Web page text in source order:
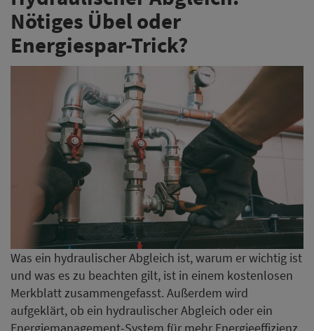
Nötiges Übel oder
Energiespar-Trick?
Was ein hydraulischer Abgleich ist, warum er wichtig ist
und was es zu beachten gilt, ist in einem kostenlosen
Merkblatt zusammengefasst. Außerdem wird
aufgeklärt, ob ein hydraulischer Abgleich oder ein